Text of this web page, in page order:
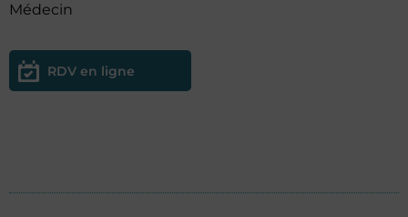
Médecin
RDV en ligne